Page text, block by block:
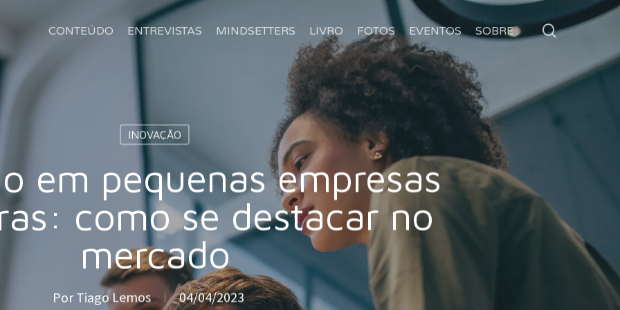
CONTEÚDO ENTREVISTAS MINDSETTERS LIVRO FOTOS EVENTOS SOBRE search
INOVAÇÃO
em pequenas empresas
como se destacar no
mercado
Por Tiago Lemos 04/04/2023